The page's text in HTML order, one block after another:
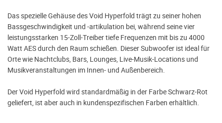
Das spezielle Gehäuse des Void Hyperfold trägt zu seiner hohen
Bassgeschwindigkeit und -artikulation bei, während seine vier
leistungsstarken 15-Zoll-Treiber tiefe Frequenzen mit bis zu 4000
Watt AES durch den Raum schießen. Dieser Subwoofer ist ideal für
Orte wie Nachtclubs, Bars, Lounges, Live-Musik-Locations und
Musikveranstaltungen im Innen- und Außenbereich.
Der Void Hyperfold wird standardmäßig in der Farbe Schwarz-Rot
geliefert, ist aber auch in kundenspezifischen Farben erhältlich.